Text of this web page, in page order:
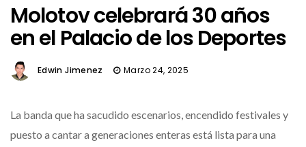
Molotov celebrará 30 años
en el Palacio de los Deportes
Edwin Jimenez Marzo 24, 2025
La banda que ha sacudido escenarios, encendido festivales y
puesto a cantar a generaciones enteras está lista para una